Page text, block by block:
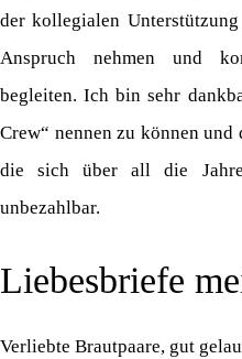
der kollegialen
Anspruch nehmen und
begleiten. Ich bin sehr
Crew“ nennen zu können
die sich über all die
unbezahlbar.
Liebesbriefe
Verliebte Brautpaare, gut